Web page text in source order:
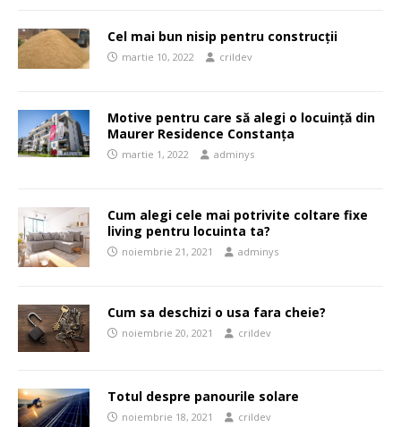
Cel mai bun nisip pentru construcții
martie 10, 2022 crildev
Motive pentru care să alegi o locuință din
Maurer Residence Constanța
martie 1, 2022 adminys
Cum alegi cele mai potrivite coltare fixe
living pentru locuinta ta?
noiembrie 21, 2021 adminys
Cum sa deschizi o usa fara cheie?
noiembrie 20, 2021 crildev
Totul despre panourile solare
noiembrie 18, 2021 crildev